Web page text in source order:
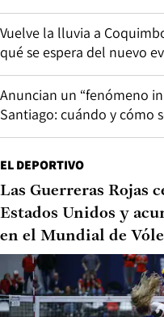
Vuelve la lluvia a
qué se espera del nuevo
Anuncian un “fenómeno
Santiago: cuándo y cómo
EL DEPORTIVO
Las Guerreras Rojas
Estados Unidos y
en el Mundial de